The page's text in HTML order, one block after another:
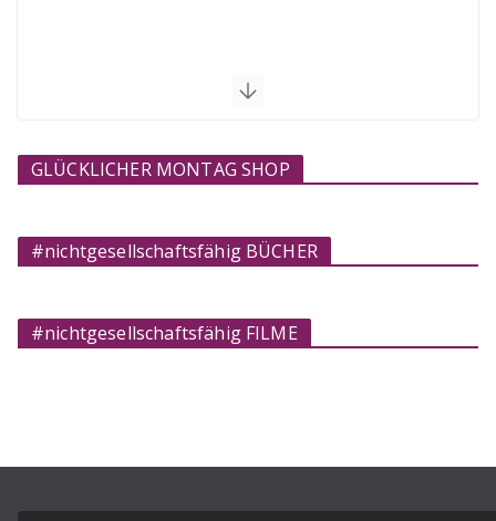
GLÜCKLICHER MONTAG SHOP
#nichtgesellschaftsfähig BÜCHER
#nichtgesellschaftsfähig FILME